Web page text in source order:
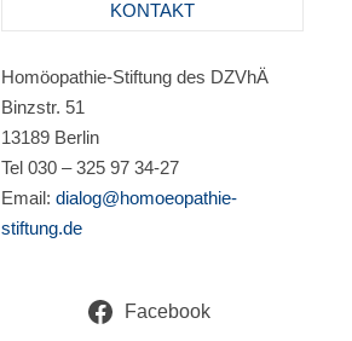
KONTAKT
Homöopathie-Stiftung des DZVhÄ
Binzstr. 51
13189 Berlin
Tel 030 – 325 97 34-27
Email: dialog@homoeopathie-
stiftung.de
Facebook